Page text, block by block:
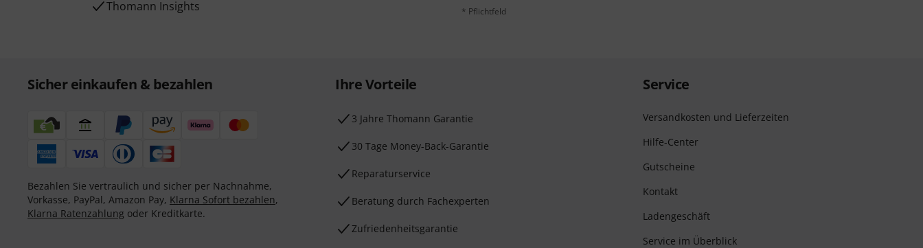
Thomann Insights
* Pflichtfeld
Sicher einkaufen & bezahlen
Bezahlen Sie vertraulich und sicher per Nachnahme,
Vorkasse, PayPal, Amazon Pay, Klarna Sofort bezahlen,
Klarna Ratenzahlung oder Kreditkarte.
Ihre Vorteile
3 Jahre Thomann Garantie
30 Tage Money-Back-Garantie
Reparaturservice
Beratung durch Fachexperten
Zufriedenheitsgarantie
Service
Versandkosten und Lieferzeiten
Hilfe-Center
Gutscheine
Kontakt
Ladengeschäft
Service im Überblick